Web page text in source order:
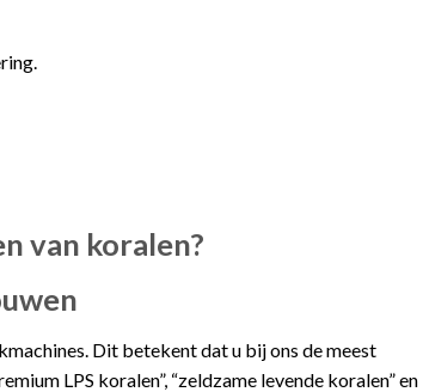
van koralen?
Dit betekent dat u bij ons de meest
LPS koralen”, “zeldzame levende koralen” en